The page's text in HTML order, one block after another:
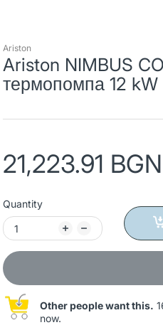
Ariston
Ariston NIMBUS
термопомпа 12
21,223.91 BGN
Quantity
Other people want this.
now.